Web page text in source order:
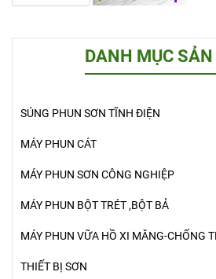
DANH MỤC
SÚNG PHUN SƠN TĨNH ĐIỆN
MÁY PHUN CÁT
MÁY PHUN SƠN CÔNG NGHIỆP
MÁY PHUN BỘT TRÉT ,BỘT BẢ
MÁY PHUN VỮA HỒ XI MĂNG-CHỐNG
THIẾT BỊ SƠN